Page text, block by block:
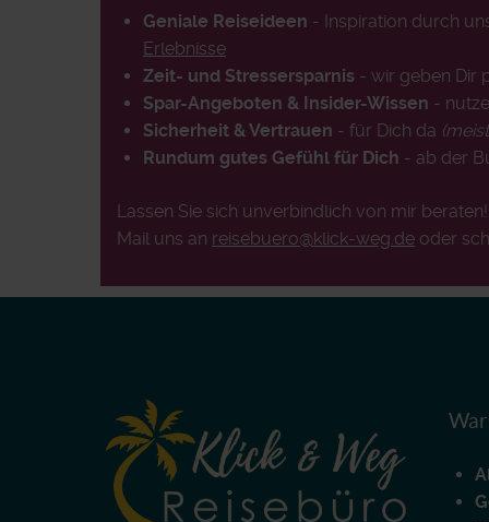
Geniale Reiseideen - Inspiration durch
Erlebnisse
Zeit- und Stressersparnis - wir geben Dir
Spar-Angeboten & Insider-Wissen -
Sicherheit & Vertrauen - für Dich da
Rundum gutes Gefühl für Dich - ab der
Lassen Sie sich unverbindlich von mir beraten!
Mail uns an reisebuero@klick-weg.de oder